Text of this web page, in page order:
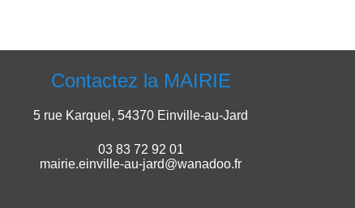
Contactez la MAIRIE
5 rue Karquel, 54370 Einville-au-Jard
03 83 72 92 01
mairie.einville-au-jard@wanadoo.fr